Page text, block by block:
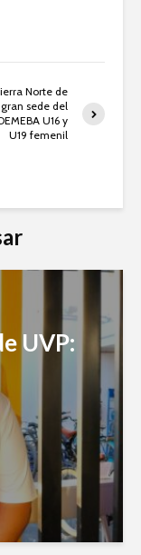
Norte de
sede del
U16 y
U19 femenil
UVP: